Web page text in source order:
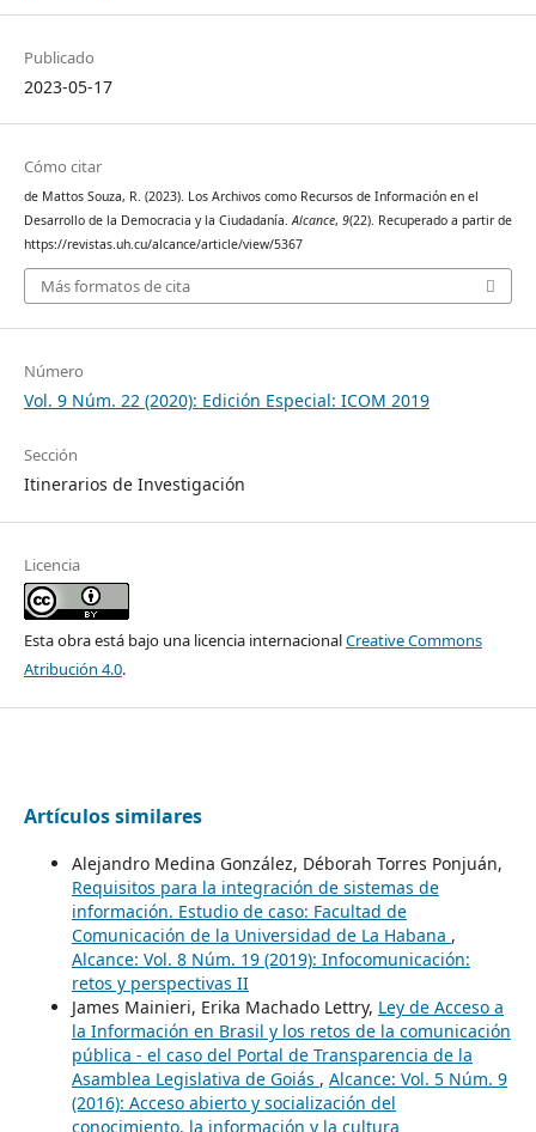
Publicado
2023-05-17
Cómo citar
de Mattos Souza, R. (2023). Los Archivos como Recursos de Información en el
Desarrollo de la Democracia y la Ciudadanía.Alcance, 9(22). Recuperado a partir de
https://revistas.uh.cu/alcance/article/view/5367
Más formatos de cita
Número
Vol. 9 Núm. 22 (2020): Edición Especial: ICOM 2019
Sección
Itinerarios de Investigación
Licencia
Esta obra está bajo una licencia internacionalCreative Commons
Atribución 4.0.
Artículos similares
Alejandro Medina González, Déborah Torres Ponjuán,
Requisitos para la integración de sistemas de
información. Estudio de caso: Facultad de
Comunicación de la Universidad de La Habana ,
Alcance: Vol. 8 Núm. 19 (2019): Infocomunicación:
retos y perspectivas II
James Mainieri, Erika Machado Lettry, Ley de Acceso a
la Información en Brasil y los retos de la comunicación
pública - el caso del Portal de Transparencia de la
Asamblea Legislativa de Goiás , Alcance: Vol. 5 Núm. 9
(2016): Acceso abierto y socialización del
conocimiento, la información y la cultura